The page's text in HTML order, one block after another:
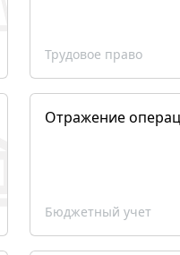
Трудовое право
Отражение
Бюджетный учет